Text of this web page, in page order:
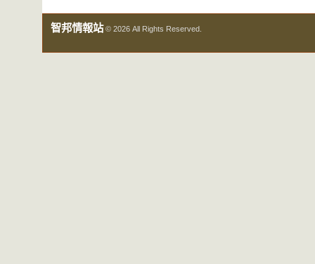
智邦情報站© 2026 All Rights Reserved.